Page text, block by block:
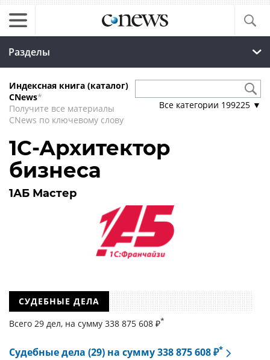
Разделы
Индексная книга (каталог)
CNews*
Получите все материалы
CNews по ключевому слову
Все категории 199225 ▼
1С-Архитектор
бизнеса
1АБ Мастер
СУДЕБНЫЕ ДЕЛА
Всего 29 дел, на cумму 338 875 608 ₽*
Судебные дела (29) на сумму 338 875 608 ₽*